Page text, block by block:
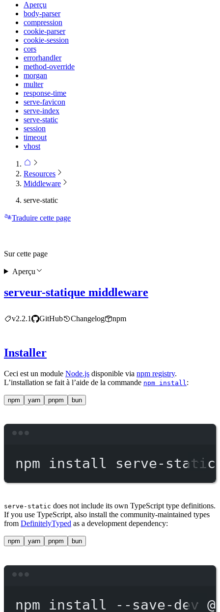
Aperçu
body-parser
compression
cookie-parser
cookie-session
cors
errorhandler
method-override
morgan
multer
response-time
serve-favicon
serve-index
serve-static
session
timeout
vhost
Resources
Middleware
serve-static
Traduire cette page
serveur-statique middleware
v2.2.1 GitHub Changelog npm
Installer
Ceci est un module Node.js disponible via npm registry.
L’installation se fait à l’aide de la commande npm install :
npm yarn pnpm bun
npm install serve-static
serve-static does not include its own TypeScript type definitions.
If you use TypeScript, also install the community-maintained types
from DefinitelyTyped as a development dependency:
npm yarn pnpm bun
npm install --save-dev
Sur cette page
Aperçu